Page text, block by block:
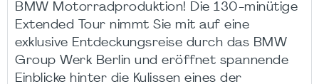
BMW Motorradproduktion! Die 130-minütige
Extended Tour nimmt Sie mit auf eine
exklusive Entdeckungsreise durch das BMW
Group Werk Berlin und eröffnet spannende
Einblicke hinter die Kulissen eines der